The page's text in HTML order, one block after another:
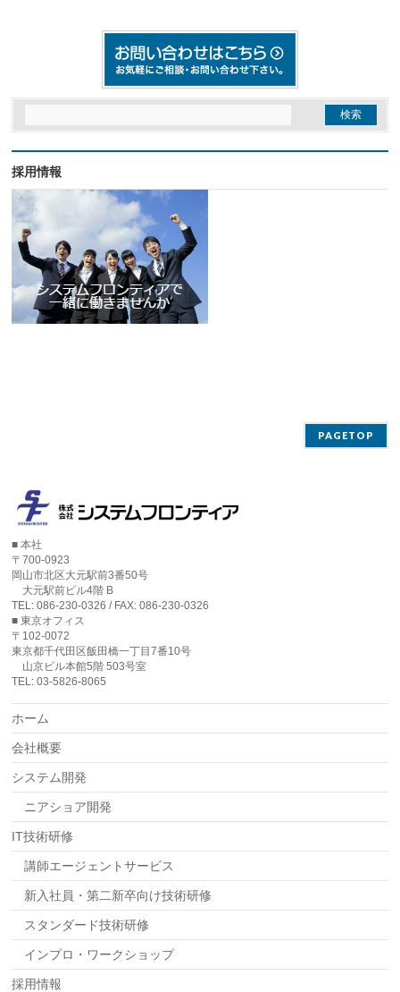
採用情報
PAGETOP
■ 本社
〒700-0923
岡山市北区大元駅前3番50号
大元駅前ビル4階 B
TEL: 086-230-0326 / FAX: 086-230-0326
■ 東京オフィス
〒102-0072
東京都千代田区飯田橋一丁目7番10号
山京ビル本館5階 503号室
TEL: 03-5826-8065
ホーム
会社概要
システム開発
ニアショア開発
IT技術研修
講師エージェントサービス
新入社員・第二新卒向け技術研修
スタンダード技術研修
インプロ・ワークショップ
採用情報